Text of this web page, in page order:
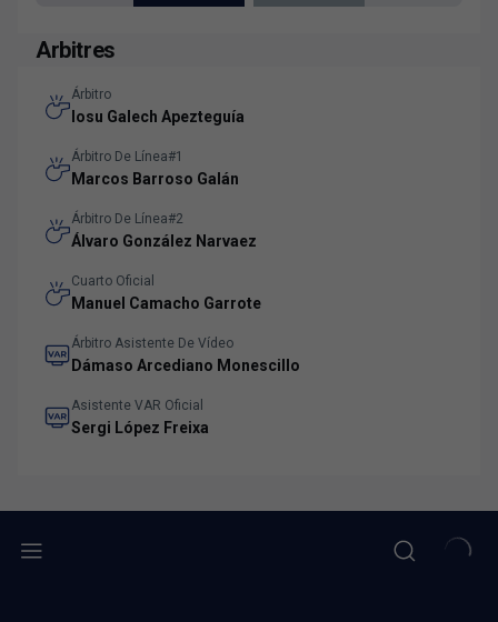
Arbitres
Árbitro
Iosu Galech Apezteguía
Árbitro De Línea#1
Marcos Barroso Galán
Árbitro De Línea#2
Álvaro González Narvaez
Cuarto Oficial
Manuel Camacho Garrote
Árbitro Asistente De Vídeo
Dámaso Arcediano Monescillo
Asistente VAR Oficial
Sergi López Freixa